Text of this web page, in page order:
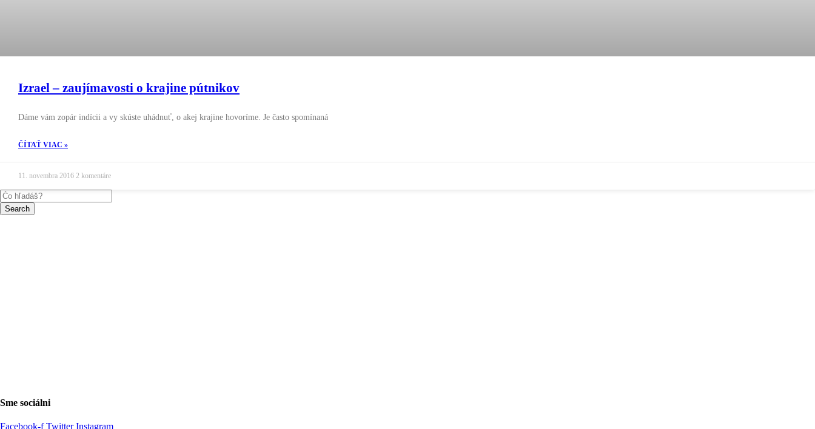
Izrael – zaujímavosti o krajine pútnikov
Dáme vám zopár indícii a vy skúste uhádnuť, o akej krajine hovoríme. Je často spomínaná
ČÍTAŤ VIAC »
11. novembra 2016 2 komentáre
Search
Sme sociálni
Facebook-f Twitter Instagram